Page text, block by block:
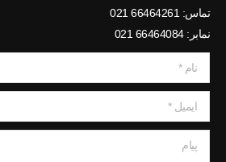
تماس: 66464261 021
نمابر: 66464084 021
نام *
ایمیل *